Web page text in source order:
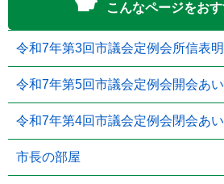
こんなページをお
令和7年第3回市議会定例会所信表明
令和7年第5回市議会定例会開会あい
令和7年第4回市議会定例会閉会あい
市長の部屋